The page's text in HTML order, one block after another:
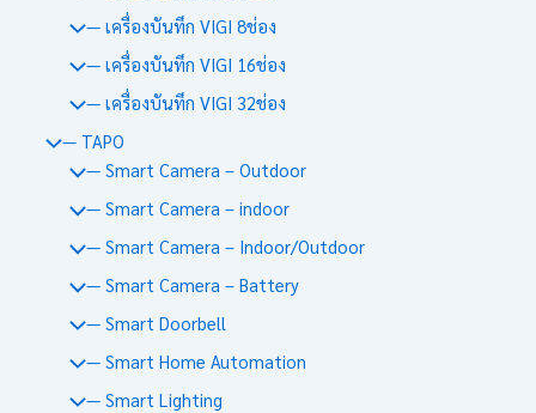
— เครื่องบันทึก VIGI 8ช่อง
— เครื่องบันทึก VIGI 16ช่อง
— เครื่องบันทึก VIGI 32ช่อง
— TAPO
— Smart Camera – Outdoor
— Smart Camera – indoor
— Smart Camera – Indoor/Outdoor
— Smart Camera – Battery
— Smart Doorbell
— Smart Home Automation
— Smart Lighting